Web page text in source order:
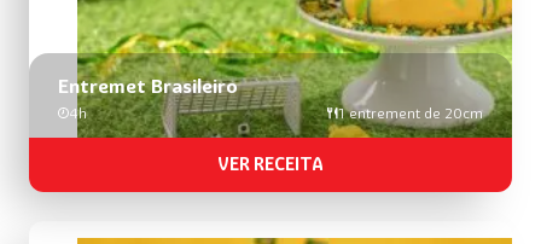
Entremet Brasileiro
4h 1 entrement de 20cm
VER RECEITA